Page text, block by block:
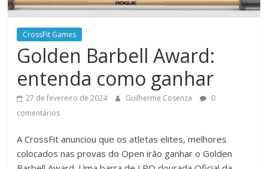
CrossFit Games
Golden Barbell Award:
entenda como ganhar
27 de fevereiro de 2024 Guilherme Cosenza
0
comentários
A CrossFit anunciou que os atletas elites, melhores
colocados nas provas do Open irão ganhar o Golden